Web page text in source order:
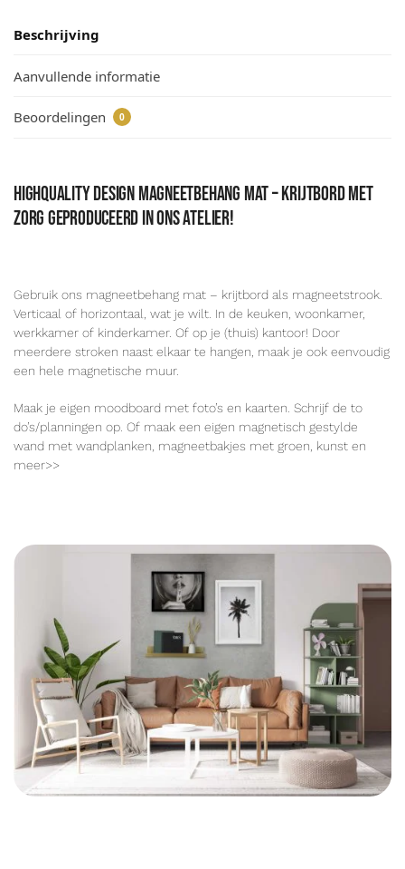
Beschrijving
Aanvullende informatie
Beoordelingen 0
Highquality design magneetbehang mat – krijtbord met
zorg geproduceerd in ons atelier!
Gebruik ons magneetbehang mat – krijtbord als magneetstrook.
Verticaal of horizontaal, wat je wilt. In de keuken, woonkamer,
werkkamer of kinderkamer. Of op je (thuis) kantoor! Door
meerdere stroken naast elkaar te hangen, maak je ook eenvoudig
een hele magnetische muur.
Maak je eigen moodboard met foto’s en kaarten. Schrijf de to
do’s/planningen op. Of maak een eigen magnetisch gestylde
wand met wandplanken, magneetbakjes met groen, kunst en
meer>>